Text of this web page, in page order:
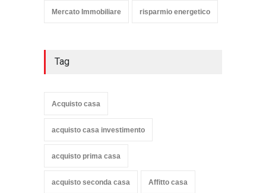
Mercato Immobiliare risparmio energetico
Tag
Acquisto casa
acquisto casa investimento
acquisto prima casa
acquisto seconda casa Affitto casa